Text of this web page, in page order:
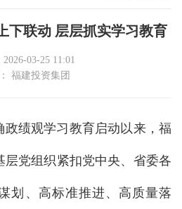
下联动 层层抓实学习教育
2026-03-25 11:01
福建投资集团
政绩观学习教育启动以来，福
党组织紧扣党中央、省委各
划、高标准推进、高质量落